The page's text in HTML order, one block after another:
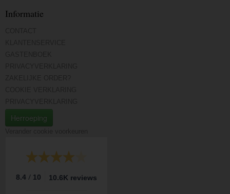
Informatie
Herroeping
8.4 / 10 10.6K reviews